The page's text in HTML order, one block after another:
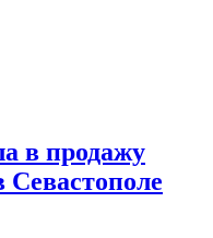
в продажу